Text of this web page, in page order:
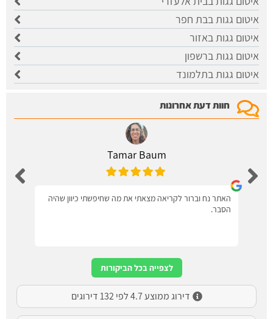
איטום גגות בבת חפר
איטום גגות באזור
איטום גגות ברשפון
איטום גגות בתלמונד
חוות דעת אחרונות
Tamar Baum
האתר נח וברור לקריאה מצאתי את מה שחיפשתי כיוון שהיה
הסבר.
לצפייה בכל הביקורות
דירוג ממוצע 4.7 לפי 132 דירוגים